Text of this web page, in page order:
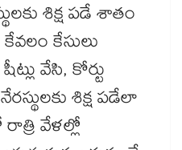
శిక్ష పడే శాతం
కేసులు
వేసి, కోర్టు
శిక్ష పడేలా
వేళల్లో